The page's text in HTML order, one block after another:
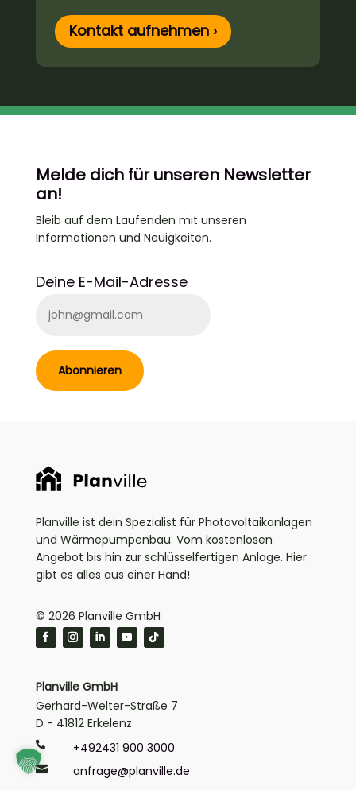
Kontakt aufnehmen ›
Melde dich für unseren Newsletter
an!
Bleib auf dem Laufenden mit unseren
Informationen und Neuigkeiten.
Deine E-Mail-Adresse
Abonnieren
Planville ist dein Spezialist für Photovoltaikanlagen
und Wärmepumpenbau. Vom kostenlosen
Angebot bis hin zur schlüsselfertigen Anlage. Hier
gibt es alles aus einer Hand!
© 2026 Planville GmbH
Planville GmbH
Gerhard-Welter-Straße 7
D - 41812 Erkelenz
 +492431 900 3000
 anfrage@planville.de